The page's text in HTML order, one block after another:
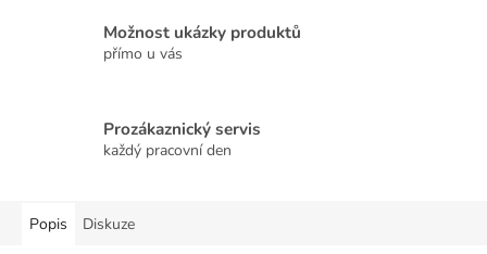
Možnost ukázky produktů
přímo u vás
Prozákaznický servis
každý pracovní den
Popis Diskuze